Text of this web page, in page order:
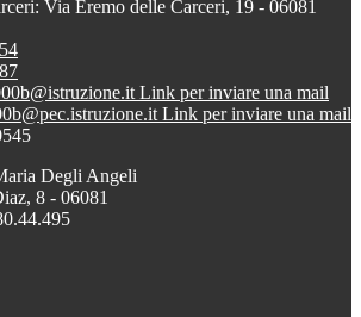
Via Eremo delle Carceri, 19 - 06081
Link per inviare una mail
Link per inviare una mail
Degli Angeli
8 - 06081